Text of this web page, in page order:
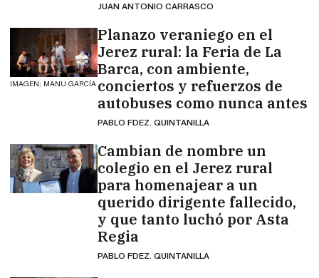
JUAN ANTONIO CARRASCO
IMAGEN: MANU GARCÍA
Planazo veraniego en el
Jerez rural: la Feria de La
Barca, con ambiente,
conciertos y refuerzos de
autobuses como nunca antes
PABLO FDEZ. QUINTANILLA
Cambian de nombre un
colegio en el Jerez rural
para homenajear a un
querido dirigente fallecido,
y que tanto luchó por Asta
Regia
PABLO FDEZ. QUINTANILLA